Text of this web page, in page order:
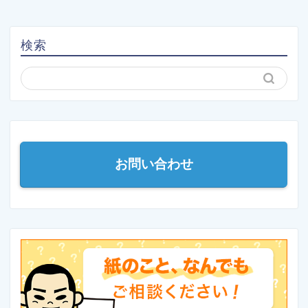
検索
お問い合わせ